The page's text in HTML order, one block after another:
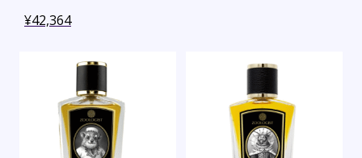
¥42,364